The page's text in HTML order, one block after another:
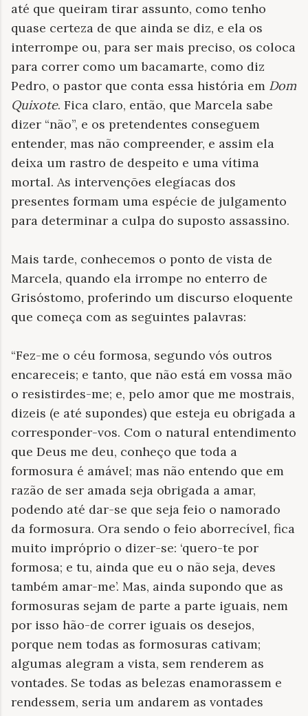
até que queiram tirar assunto, como tenho
quase certeza de que ainda se diz, e ela os
interrompe ou, para ser mais preciso, os coloca
para correr como um bacamarte, como diz
Pedro, o pastor que conta essa história em Dom
Quixote. Fica claro, então, que Marcela sabe
dizer “não”, e os pretendentes conseguem
entender, mas não compreender, e assim ela
deixa um rastro de despeito e uma vítima
mortal. As intervenções elegíacas dos
presentes formam uma espécie de julgamento
para determinar a culpa do suposto assassino.
Mais tarde, conhecemos o ponto de vista de
Marcela, quando ela irrompe no enterro de
Grisóstomo, proferindo um discurso eloquente
que começa com as seguintes palavras:
“Fez-me o céu formosa, segundo vós outros
encareceis; e tanto, que não está em vossa mão
o resistirdes-me; e, pelo amor que me mostrais,
dizeis (e até supondes) que esteja eu obrigada a
corresponder-vos. Com o natural entendimento
que Deus me deu, conheço que toda a
formosura é amável; mas não entendo que em
razão de ser amada seja obrigada a amar,
podendo até dar-se que seja feio o namorado
da formosura. Ora sendo o feio aborrecível, fica
muito impróprio o dizer-se: ‘quero-te por
formosa; e tu, ainda que eu o não seja, deves
também amar-me’. Mas, ainda supondo que as
formosuras sejam de parte a parte iguais, nem
por isso hão-de correr iguais os desejos,
porque nem todas as formosuras cativam;
algumas alegram a vista, sem renderem as
vontades. Se todas as belezas enamorassem e
rendessem, seria um andarem as vontades